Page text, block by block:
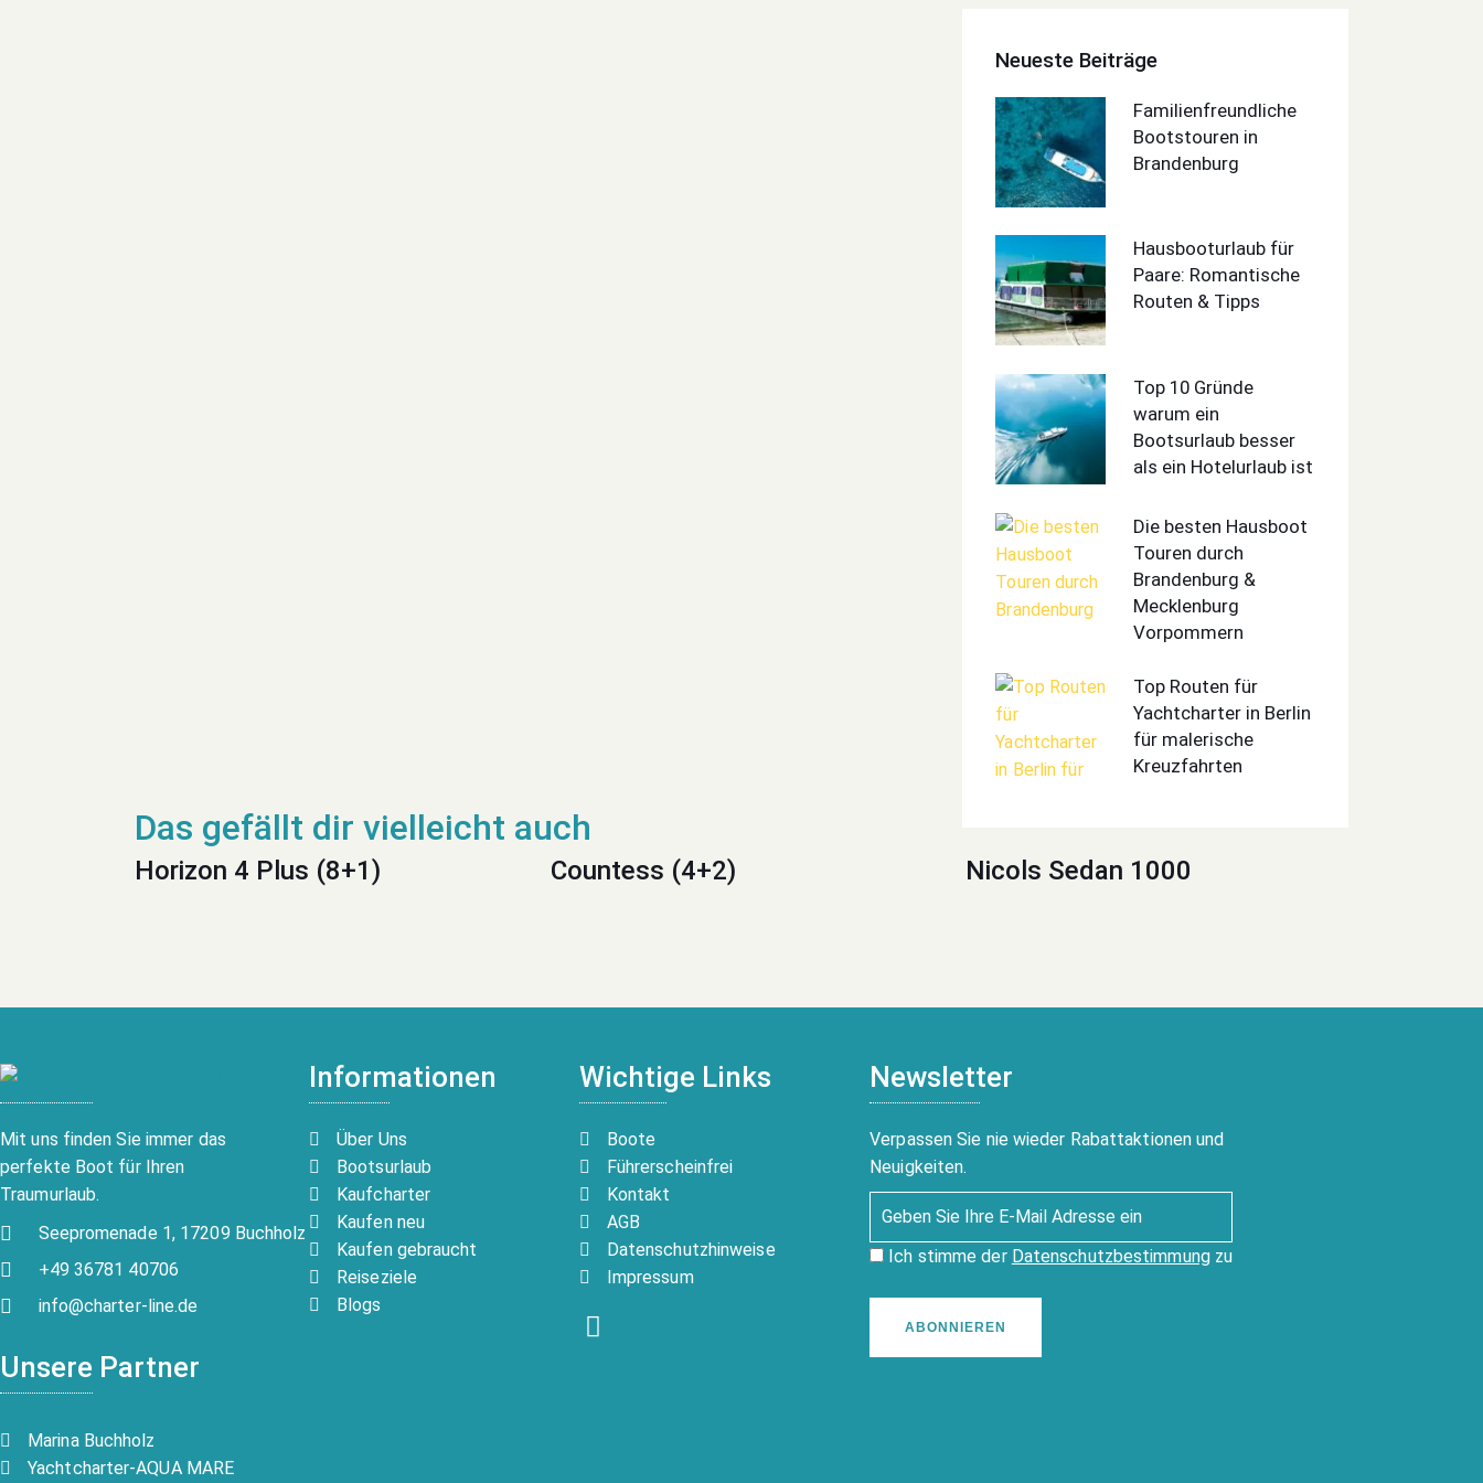
Neueste Beiträge
Familienfreundliche
Bootstouren in
Brandenburg
Hausbooturlaub für
Paare: Romantische
Routen & Tipps
Top 10 Gründe
warum ein
Bootsurlaub besser
als ein Hotelurlaub ist
Die besten Hausboot
Touren durch
Brandenburg &
Mecklenburg
Vorpommern
Top Routen für
Yachtcharter in Berlin
für malerische
Kreuzfahrten
Horizon 4 Plus (8+1) Countess (4+2) Nicols Sedan 1000
Mit uns finden Sie immer das
perfekte Boot für Ihren
Traumurlaub.
Seepromenade 1, 17209 Buchholz
+49 36781 40706
info@charter-line.de
Unsere Partner
Marina Buchholz
Yachtcharter-AQUA MARE
Informationen
Über Uns
Bootsurlaub
Kaufcharter
Kaufen neu
Kaufen gebraucht
Reiseziele
Blogs
Wichtige Links
Boote
Führerscheinfrei
Kontakt
AGB
Datenschutzhinweise
Impressum
Newsletter
Verpassen Sie nie wieder Rabattaktionen und
Neuigkeiten.
Ich stimme der Datenschutzbestimmungzu
ABONNIEREN